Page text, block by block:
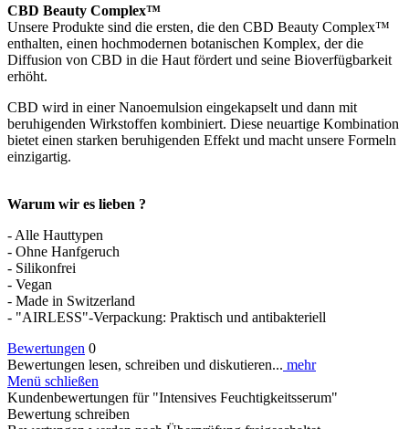
CBD Beauty Complex™
Unsere Produkte sind die ersten, die den CBD Beauty Complex™
enthalten, einen hochmodernen botanischen Komplex, der die
Diffusion von CBD in die Haut fördert und seine Bioverfügbarkeit
erhöht.
CBD wird in einer Nanoemulsion eingekapselt und dann mit
beruhigenden Wirkstoffen kombiniert. Diese neuartige Kombination
bietet einen starken beruhigenden Effekt und macht unsere Formeln
einzigartig.
Warum wir es lieben ?
- Alle Hauttypen
- Ohne Hanfgeruch
- Silikonfrei
- Vegan
- Made in Switzerland
- "AIRLESS"-Verpackung: Praktisch und antibakteriell
Bewertungen 0
Bewertungen lesen, schreiben und diskutieren... mehr
Menü schließen
Kundenbewertungen für "Intensives Feuchtigkeitsserum"
Bewertung schreiben